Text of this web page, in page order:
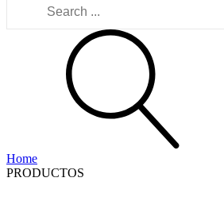
Home
PRODUCTOS